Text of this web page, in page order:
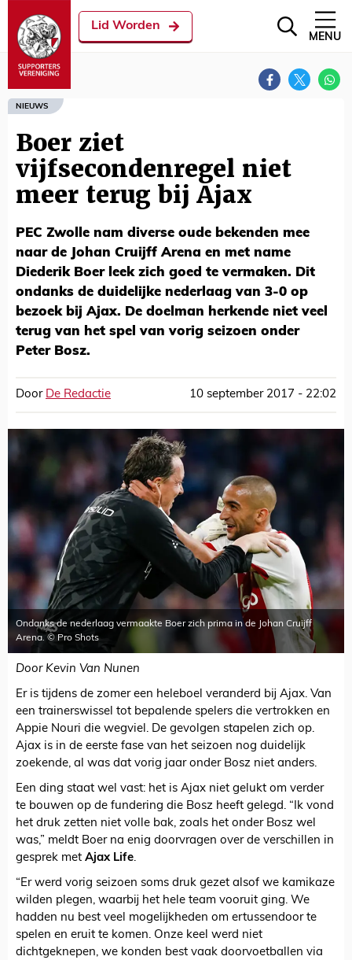
Lid Worden
MENU
NIEUWS
Boer ziet
vijfsecondenregel niet
meer terug bij Ajax
PEC Zwolle nam diverse oude bekenden mee
naar de Johan Cruijff Arena en met name
Diederik Boer leek zich goed te vermaken. Dit
ondanks de duidelijke nederlaag van 3-0 op
bezoek bij Ajax. De doelman herkende niet veel
terug van het spel van vorig seizoen onder
Peter Bosz.
Door De Redactie 10 september 2017 - 22:02
Ondanks de nederlaag vermaakte Boer zich prima in de Johan Cruijff
Arena. © Pro Shots
Door Kevin Van Nunen
Er is tijdens de zomer een heleboel veranderd bij Ajax. Van
een trainerswissel tot bepalende spelers die vertrokken en
Appie Nouri die wegviel. De gevolgen stapelen zich op.
Ajax is in de eerste fase van het seizoen nog duidelijk
zoekende, al was dat vorig jaar onder Bosz niet anders.
Een ding staat wel vast: het is Ajax niet gelukt om verder
te bouwen op de fundering die Bosz heeft gelegd. “Ik vond
het druk zetten niet volle bak, zoals het onder Bosz wel
was,” meldt Boer na enig doorvragen over de verschillen in
gesprek met Ajax Life.
“Er werd vorig seizoen soms druk gezet alsof we kamikaze
wilden plegen, waarbij het hele team vooruit ging. We
hadden nu best veel mogelijkheden om ertussendoor te
spelen en eruit te komen. Onze keel werd niet
dichtgeknepen, we konden best vaak doorvoetballen via